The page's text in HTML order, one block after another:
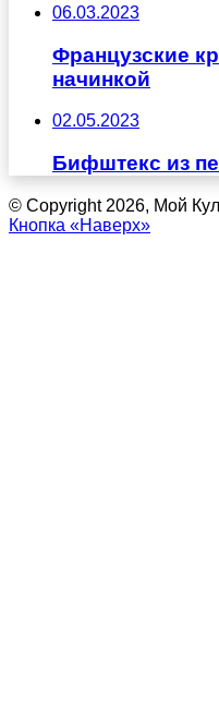
06.03.2023
Французские
начинкой
02.05.2023
Бифштекс из
© Copyright 2026, Мой
Кнопка «Наверх»